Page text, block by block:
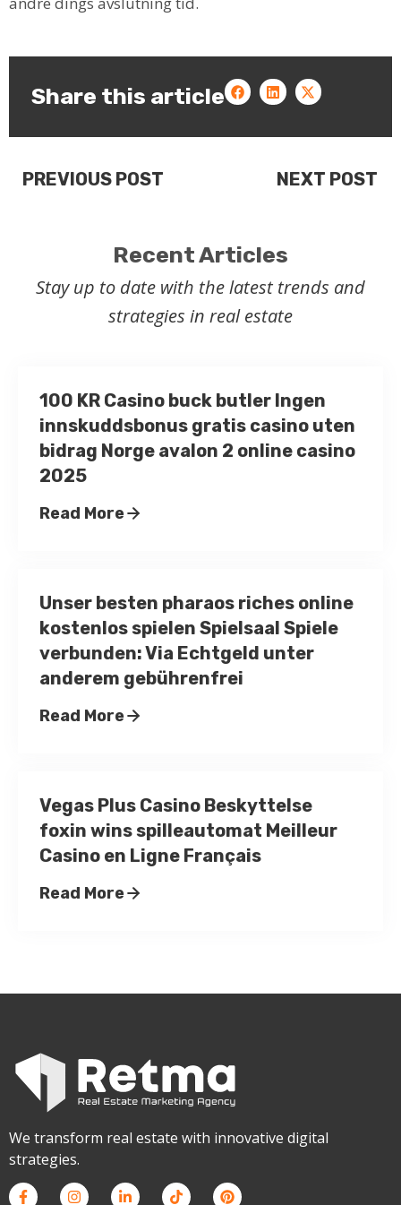
Share this article
PREVIOUS POST NEXT POST
Recent Articles
Stay up to date with the latest trends and
strategies in real estate
100 KR Casino buck butler Ingen
innskuddsbonus gratis casino uten
bidrag Norge avalon 2 online casino
2025
Read More
Unser besten pharaos riches online
kostenlos spielen Spielsaal Spiele
verbunden: Via Echtgeld unter
anderem gebührenfrei
Read More
Vegas Plus Casino Beskyttelse
foxin wins spilleautomat Meilleur
Casino en Ligne Français
Read More
We transform real estate with innovative digital
strategies.